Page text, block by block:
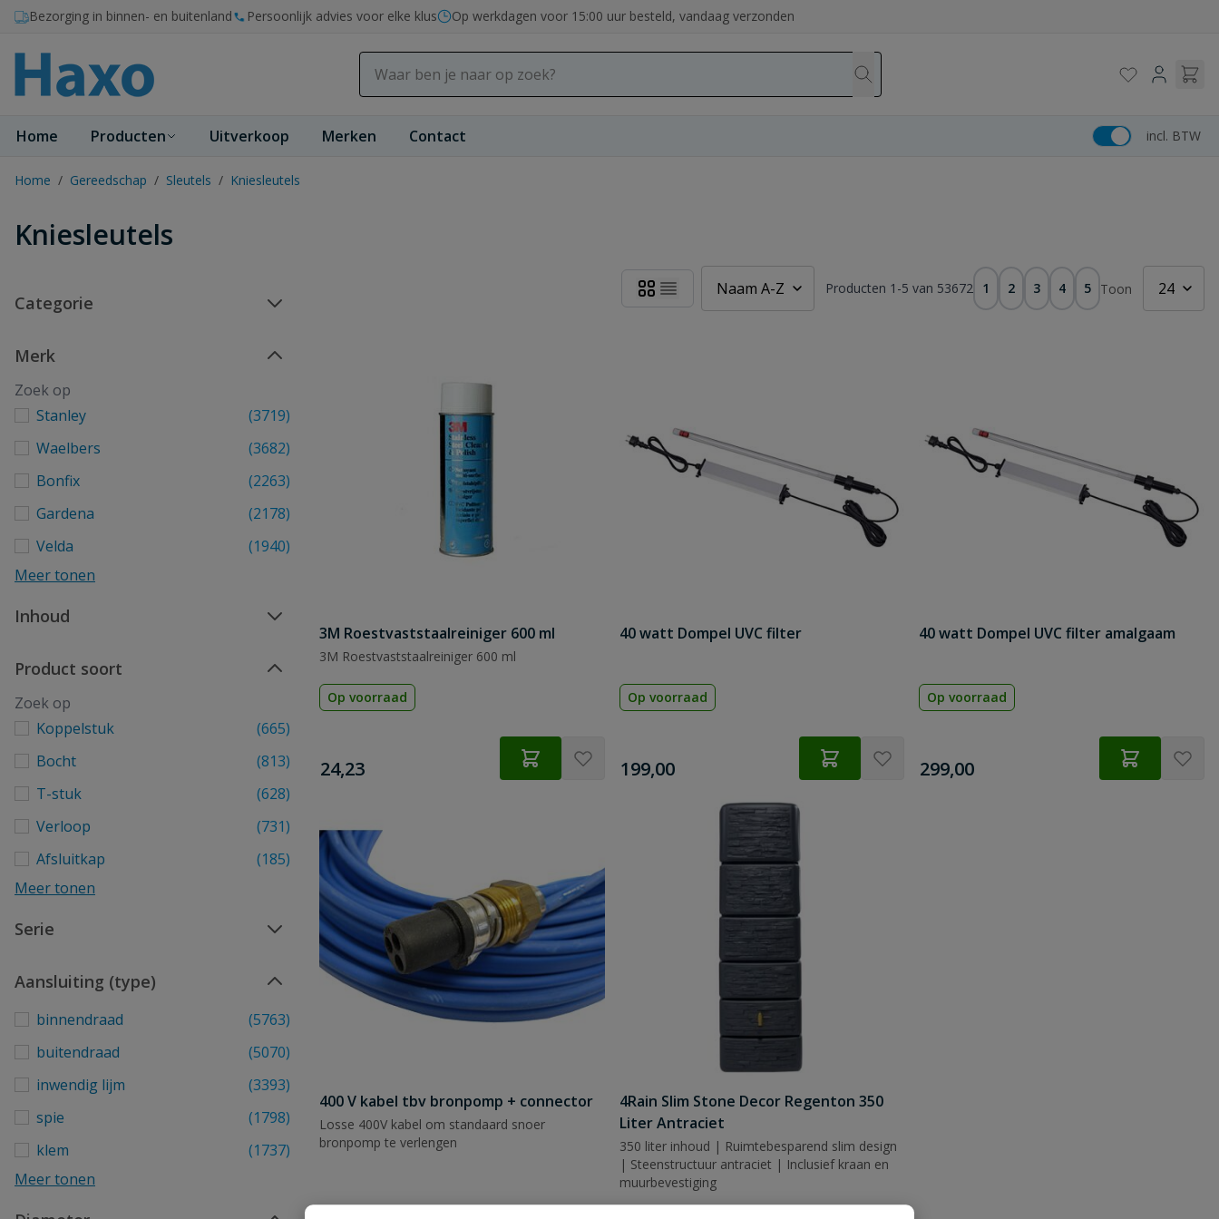
Ga naar de inhoud
Bezorging in binnen- en buitenland Persoonlijk advies voor elke klus Op werkdagen voor 15:00 uur besteld, vandaag verzonden
Home Producten Uitverkoop Merken Contact incl. BTW
Home / Gereedschap / Sleutels / Kniesleutels
Kniesleutels
Categorie
Merk
Stanley
(3719)
Waelbers
(3682)
Bonfix
(2263)
Gardena
(2178)
Velda
(1940)
Meer tonen
Inhoud
Product soort
Koppelstuk
(665)
Bocht
(813)
T-stuk
(628)
Verloop
(731)
Afsluitkap
(185)
Meer tonen
Serie
Aansluiting (type)
binnendraad
(5763)
buitendraad
(5070)
inwendig lijm
(3393)
spie
(1798)
klem
(1737)
Meer tonen
Producten 1 -5 van 53672 1 2 3 4 5 Toon
3M Roestvaststaalreiniger 600 ml
3M Roestvaststaalreiniger 600 ml
Op voorraad
€
24,23
40 watt Dompel UVC filter
Op voorraad
€
199,00
40 watt Dompel UVC filter amalgaam
Op voorraad
€
299,00
400 V kabel tbv bronpomp + connector
Losse 400V kabel om standaard snoer
bronpomp te verlengen
4Rain Slim Stone Decor Regenton 350
Liter Antraciet
350 liter inhoud | Ruimtebesparend slim design
| Steenstructuur antraciet | Inclusief kraan en
muurbevestiging